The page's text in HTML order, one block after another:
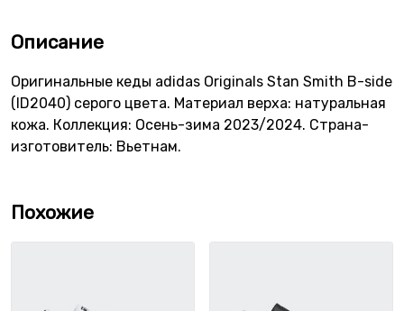
Описание
Оригинальные кеды adidas Originals Stan Smith B-side
(ID2040) серого цвета. Материал верха: натуральная
кожа. Коллекция: Осень-зима 2023/2024. Страна-
изготовитель: Вьетнам.
Похожие